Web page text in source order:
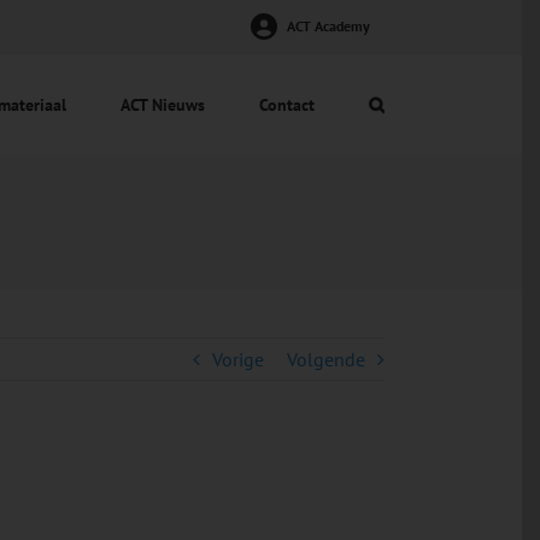
ACT Academy
ACT Nieuws Contact
Vorige Volgende